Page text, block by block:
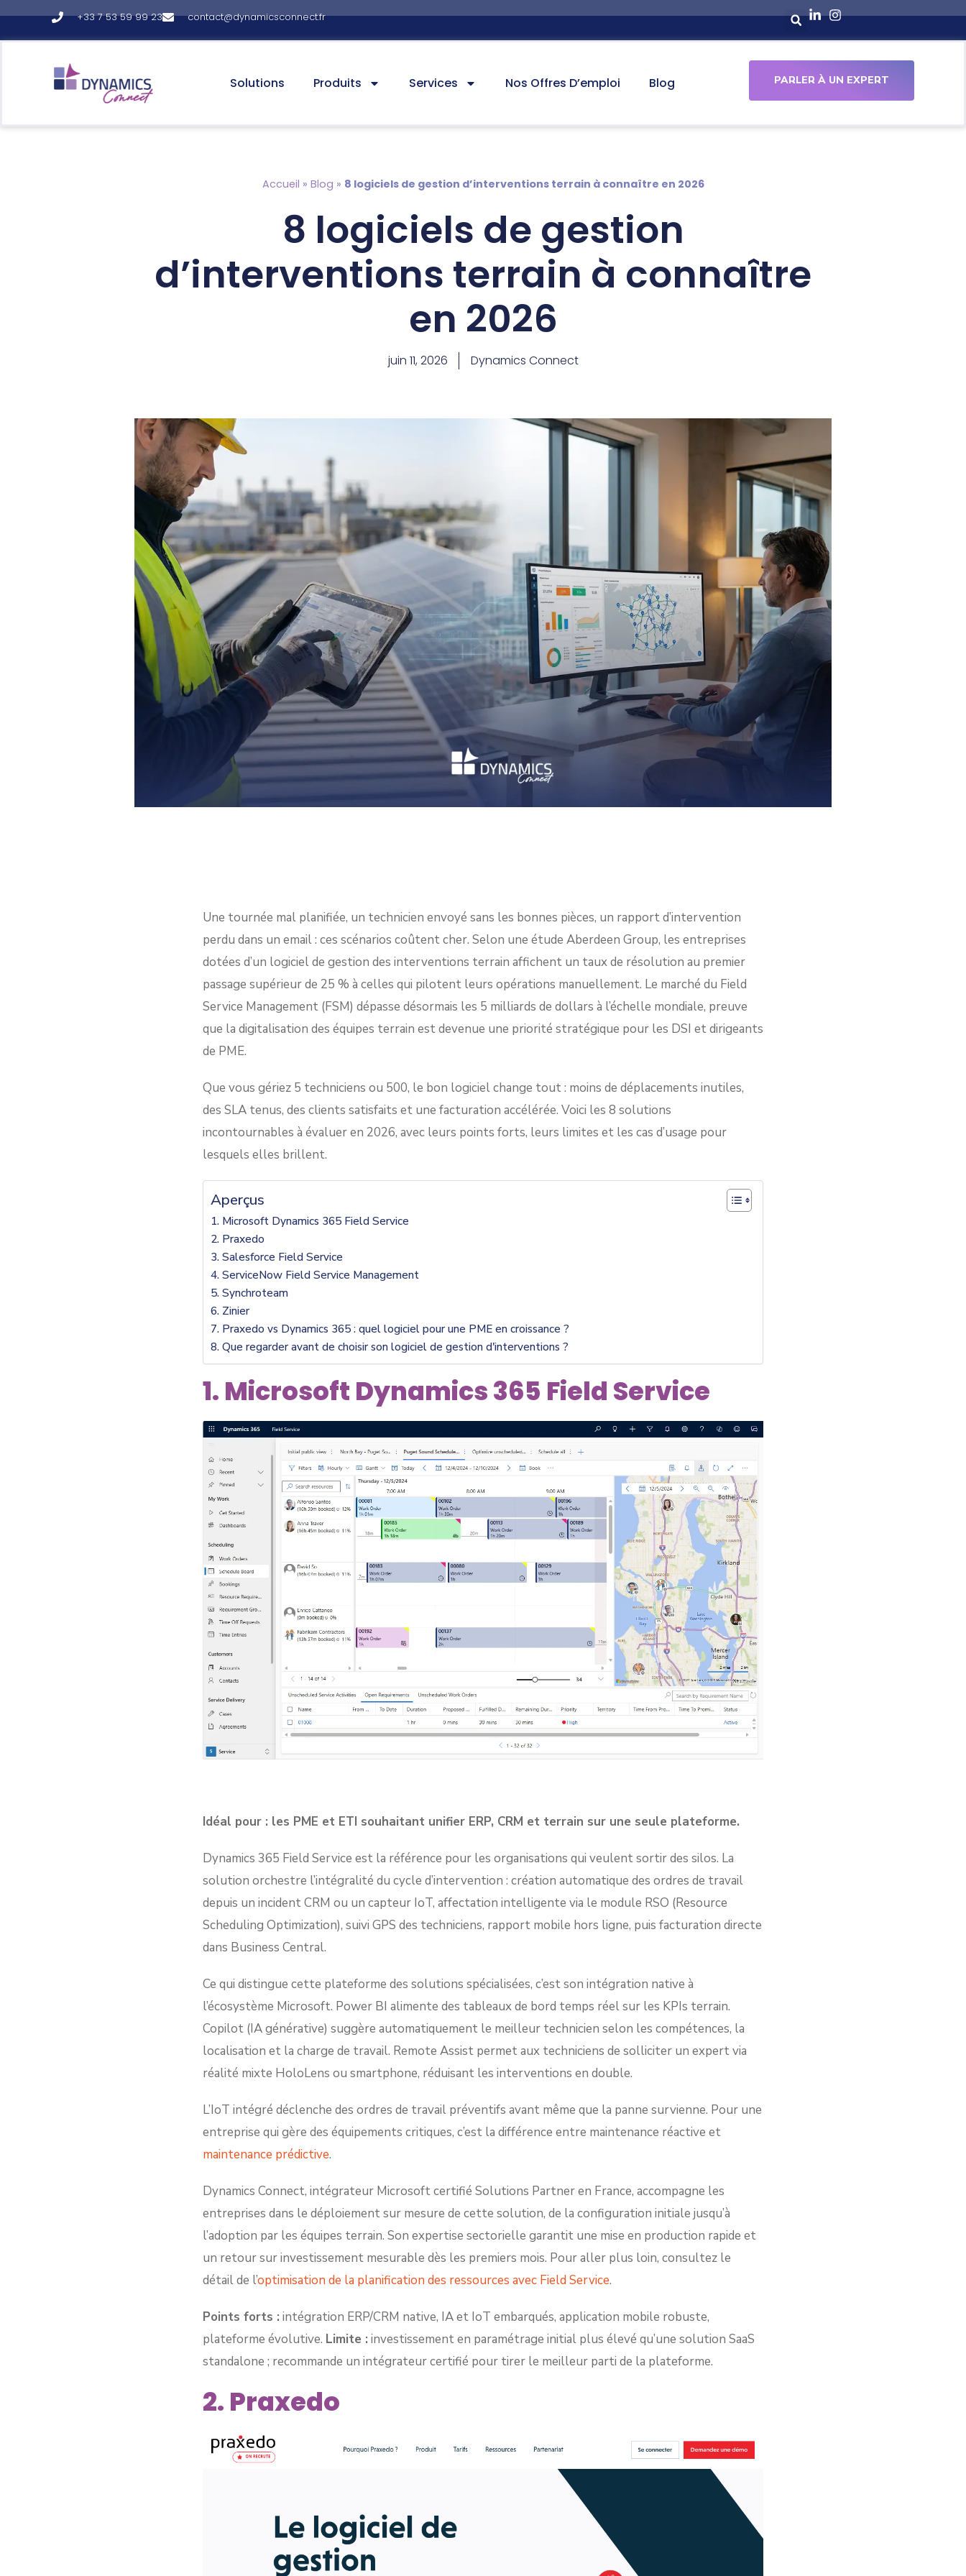
principal
+33 7 53 59 99 23 contact@dynamicsconnect.fr
Solutions Produits Services Nos Offres D’emploi Blog PARLER À UN EXPERT
Accueil » Blog » 8 logiciels de gestion d’interventions terrain à connaître en 2026
8 logiciels de gestion
d’interventions terrain à connaître
en 2026
juin 11, 2026 Dynamics Connect
Une tournée mal planifiée, un technicien envoyé sans les bonnes pièces, un rapport d’intervention
perdu dans un email : ces scénarios coûtent cher. Selon une étude Aberdeen Group, les entreprises
dotées d’un logiciel de gestion des interventions terrain affichent un taux de résolution au premier
passage supérieur de 25 % à celles qui pilotent leurs opérations manuellement. Le marché du Field
Service Management (FSM) dépasse désormais les 5 milliards de dollars à l’échelle mondiale, preuve
que la digitalisation des équipes terrain est devenue une priorité stratégique pour les DSI et dirigeants
de PME.
Que vous gériez 5 techniciens ou 500, le bon logiciel change tout : moins de déplacements inutiles,
des SLA tenus, des clients satisfaits et une facturation accélérée. Voici les 8 solutions
incontournables à évaluer en 2026, avec leurs points forts, leurs limites et les cas d’usage pour
lesquels elles brillent.
Aperçus
1. Microsoft Dynamics 365 Field Service
2. Praxedo
3. Salesforce Field Service
4. ServiceNow Field Service Management
5. Synchroteam
6. Zinier
7. Praxedo vs Dynamics 365 : quel logiciel pour une PME en croissance ?
8. Que regarder avant de choisir son logiciel de gestion d'interventions ?
1. Microsoft Dynamics 365 Field Service
Idéal pour : les PME et ETI souhaitant unifier ERP, CRM et terrain sur une seule plateforme.
Dynamics 365 Field Service est la référence pour les organisations qui veulent sortir des silos. La
solution orchestre l’intégralité du cycle d’intervention : création automatique des ordres de travail
depuis un incident CRM ou un capteur IoT, affectation intelligente via le module RSO (Resource
Scheduling Optimization), suivi GPS des techniciens, rapport mobile hors ligne, puis facturation directe
dans Business Central.
Ce qui distingue cette plateforme des solutions spécialisées, c’est son intégration native à
l’écosystème Microsoft. Power BI alimente des tableaux de bord temps réel sur les KPIs terrain.
Copilot (IA générative) suggère automatiquement le meilleur technicien selon les compétences, la
localisation et la charge de travail. Remote Assist permet aux techniciens de solliciter un expert via
réalité mixte HoloLens ou smartphone, réduisant les interventions en double.
L’IoT intégré déclenche des ordres de travail préventifs avant même que la panne survienne. Pour une
entreprise qui gère des équipements critiques, c’est la différence entre maintenance réactive et
maintenance prédictive.
Dynamics Connect, intégrateur Microsoft certifié Solutions Partner en France, accompagne les
entreprises dans le déploiement sur mesure de cette solution, de la configuration initiale jusqu’à
l’adoption par les équipes terrain. Son expertise sectorielle garantit une mise en production rapide et
un retour sur investissement mesurable dès les premiers mois. Pour aller plus loin, consultez le
détail de l’optimisation de la planification des ressources avec Field Service.
Points forts : intégration ERP/CRM native, IA et IoT embarqués, application mobile robuste,
plateforme évolutive. Limite : investissement en paramétrage initial plus élevé qu’une solution SaaS
standalone ; recommande un intégrateur certifié pour tirer le meilleur parti de la plateforme.
2. Praxedo